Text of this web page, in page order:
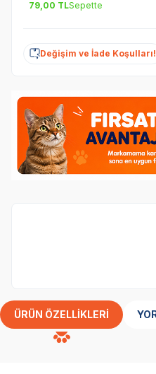
79,00 TLSepette
Değişim ve İade Koşulları!
ÜRÜN ÖZELLIKLERI